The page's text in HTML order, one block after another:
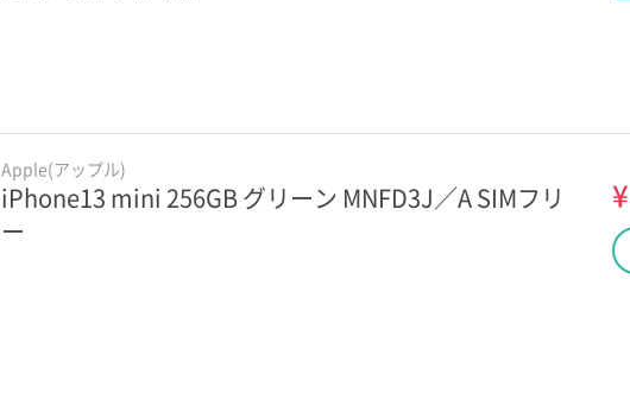
Apple(アップル)
iPhone13 mini 256GB グリーン MNFD3J／A SIMフリ
ー
¥